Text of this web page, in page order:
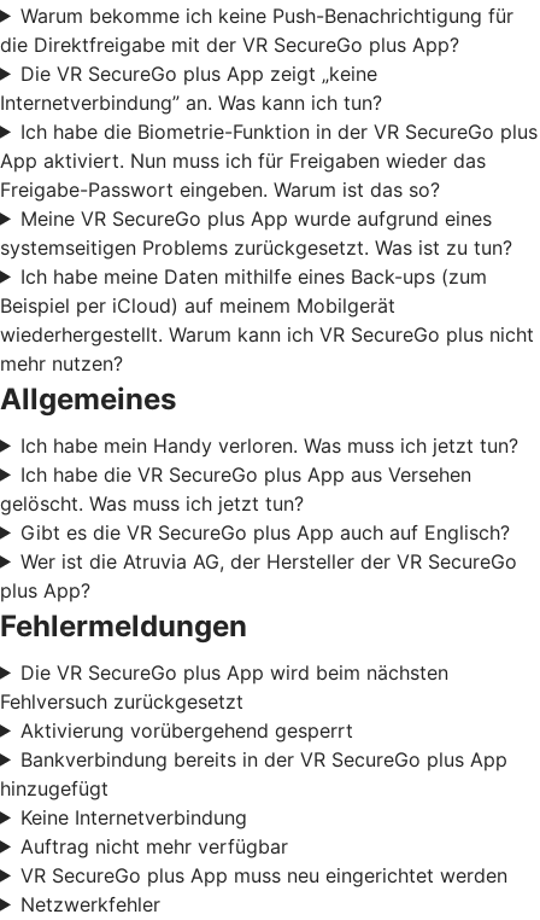
Warum bekomme ich keine Push-Benachrichtigung für
die Direktfreigabe mit der VR SecureGo plus App?
Die VR SecureGo plus App zeigt „keine
Internetverbindung” an. Was kann ich tun?
Ich habe die Biometrie-Funktion in der VR SecureGo plus
App aktiviert. Nun muss ich für Freigaben wieder das
Freigabe-Passwort eingeben. Warum ist das so?
Meine VR SecureGo plus App wurde aufgrund eines
systemseitigen Problems zurückgesetzt. Was ist zu tun?
Ich habe meine Daten mithilfe eines Back-ups (zum
Beispiel per iCloud) auf meinem Mobilgerät
wiederhergestellt. Warum kann ich VR SecureGo plus nicht
mehr nutzen?
Allgemeines
Ich habe mein Handy verloren. Was muss ich jetzt tun?
Ich habe die VR SecureGo plus App aus Versehen
gelöscht. Was muss ich jetzt tun?
Gibt es die VR SecureGo plus App auch auf Englisch?
Wer ist die Atruvia AG, der Hersteller der VR SecureGo
plus App?
Fehlermeldungen
Die VR SecureGo plus App wird beim nächsten
Fehlversuch zurückgesetzt
Aktivierung vorübergehend gesperrt
Bankverbindung bereits in der VR SecureGo plus App
hinzugefügt
Keine Internetverbindung
Auftrag nicht mehr verfügbar
VR SecureGo plus App muss neu eingerichtet werden
Netzwerkfehler